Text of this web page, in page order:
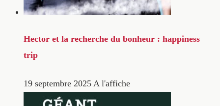
Hector et la recherche du bonheur : happiness
trip
19 septembre 2025 A l'affiche